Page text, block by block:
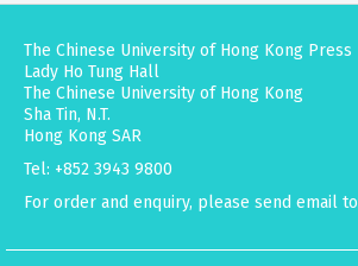
The Chinese University of Hong Kong Press
Lady Ho Tung Hall
The Chinese University of Hong Kong
Sha Tin, N.T.
Hong Kong SAR
Tel: +852 3943 9800
For order and enquiry, please send email to